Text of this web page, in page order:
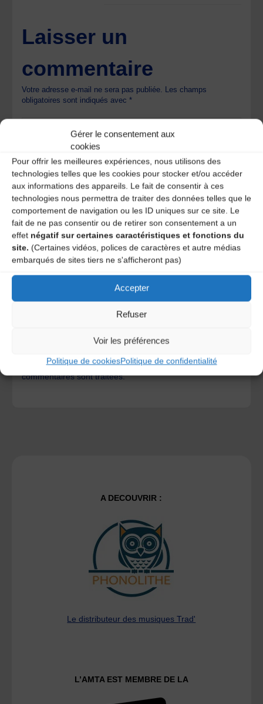
Gérer le consentement aux
cookies
Pour offrir les meilleures expériences, nous utilisons des
technologies telles que les cookies pour stocker et/ou accéder
aux informations des appareils. Le fait de consentir à ces
technologies nous permettra de traiter des données telles que le
comportement de navigation ou les ID uniques sur ce site. Le
fait de ne pas consentir ou de retirer son consentement a un
effet négatif sur certaines caractéristiques et fonctions du
site. (Certaines vidéos, polices de caractères et autre médias
embarqués de sites tiers ne s'afficheront pas)
Accepter
Refuser
Voir les préférences
Politique de cookiesPolitique de confidentialité
Laisser un
commentaire
Votre adresse e-mail ne sera pas publiée. Les champs
obligatoires sont indiqués avec*
savoir plus sur la façon dont les données de vos
commentaires sont traitées.
A DECOUVRIR :
Le distributeur des musiques Trad'
L’AMTA EST MEMBRE DE LA